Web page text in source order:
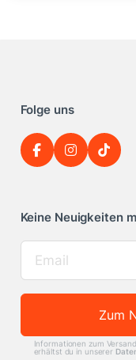
Folge uns
Keine Neuigkeiten
Zum
Informationen zum
erhältst du in unserer